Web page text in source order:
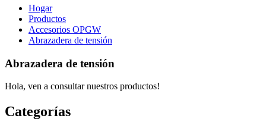
Hogar
Productos
Accesorios OPGW
Abrazadera de tensión
Abrazadera de tensión
Hola, ven a consultar nuestros productos!
Categorías